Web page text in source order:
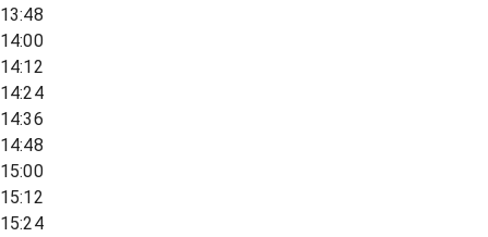
13:48
14:00
14:12
14:24
14:36
14:48
15:00
15:12
15:24